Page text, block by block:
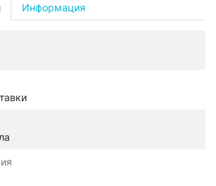
Информация